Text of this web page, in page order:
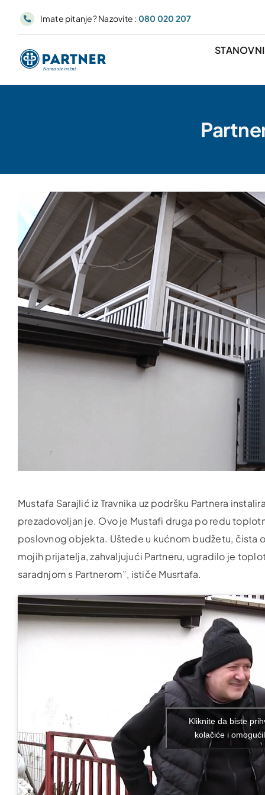
Imate pitanje? Nazovite : 080 020 207
Mustafa Sarajlić iz Travnika uz podršku Partnera
prezadovoljan je. Ovo je Mustafi druga po redu
poslovnog objekta. Uštede u kućnom budžetu, čista
mojih prijatelja, zahvaljujući Partneru, ugradilo je
saradnjom s Partnerom”, ističe Musrtafa.
Kliknite da biste
kolačiće i